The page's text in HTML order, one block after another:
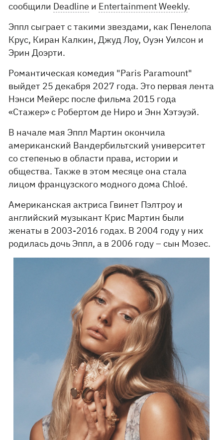
сообщили Deadline и Entertainment Weekly.
Эппл сыграет с такими звездами, как Пенелопа
Крус, Киран Калкин, Джуд Лоу, Оуэн Уилсон и
Эрин Доэрти.
Романтическая комедия "Paris Paramount"
выйдет 25 декабря 2027 года. Это первая лента
Нэнси Мейерс после фильма 2015 года
«Стажер» с Робертом де Ниро и Энн Хэтэуэй.
В начале мая Эппл Мартин окончила
американский Вандербильтский университет
со степенью в области права, истории и
общества. Также в этом месяце она стала
лицом французского модного дома Chloé.
Американская актриса Гвинет Пэлтроу и
английский музыкант Крис Мартин были
женаты в 2003-2016 годах. В 2004 году у них
родилась дочь Эппл, а в 2006 году – сын Мозес.